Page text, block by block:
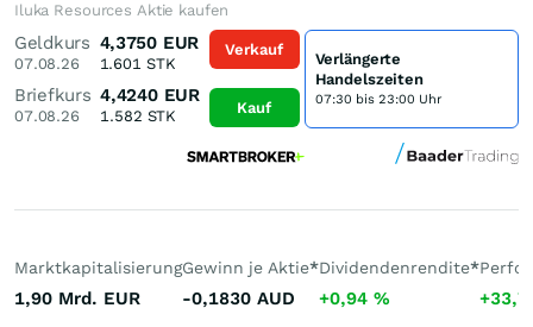
Iluka Resources Aktie kaufen
Geldkurs
07.08.26
4,3750 EUR
1.601 STK
Briefkurs
07.08.26
4,4240 EUR
1.582 STK
Verkauf
Kauf
Verlängerte
Handelszeiten
07:30 bis 23:00 Uhr
Marktkapitalisierung
1,90 Mrd. EUR
Gewinn je Aktie*
-0,1830 AUD
Dividendenrendite*
+0,94 %